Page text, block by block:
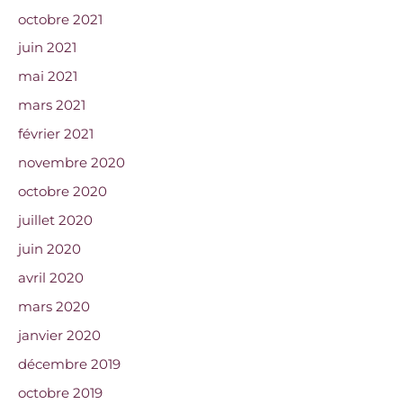
octobre 2021
juin 2021
mai 2021
mars 2021
février 2021
novembre 2020
octobre 2020
juillet 2020
juin 2020
avril 2020
mars 2020
janvier 2020
décembre 2019
octobre 2019